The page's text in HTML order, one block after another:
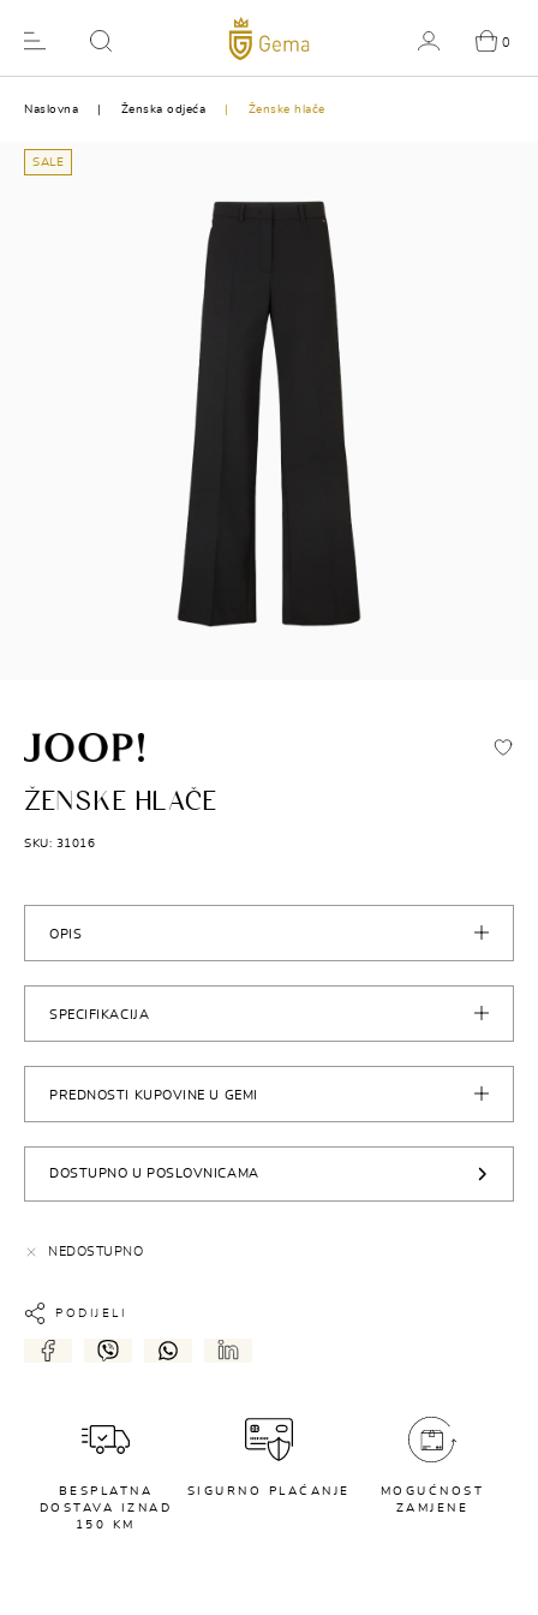
0
Naslovna Ženska odjeća Ženske hlače
SALE
JOOP!
ŽENSKE HLAČE
SKU: 31016
OPIS
SPECIFIKACIJA
PREDNOSTI KUPOVINE U GEMI
DOSTUPNO U POSLOVNICAMA
NEDOSTUPNO
PODIJELI
BESPLATNA
DOSTAVA IZNAD
150 KM
SIGURNO PLAĆANJE
MOGUĆNOST
ZAMJENE